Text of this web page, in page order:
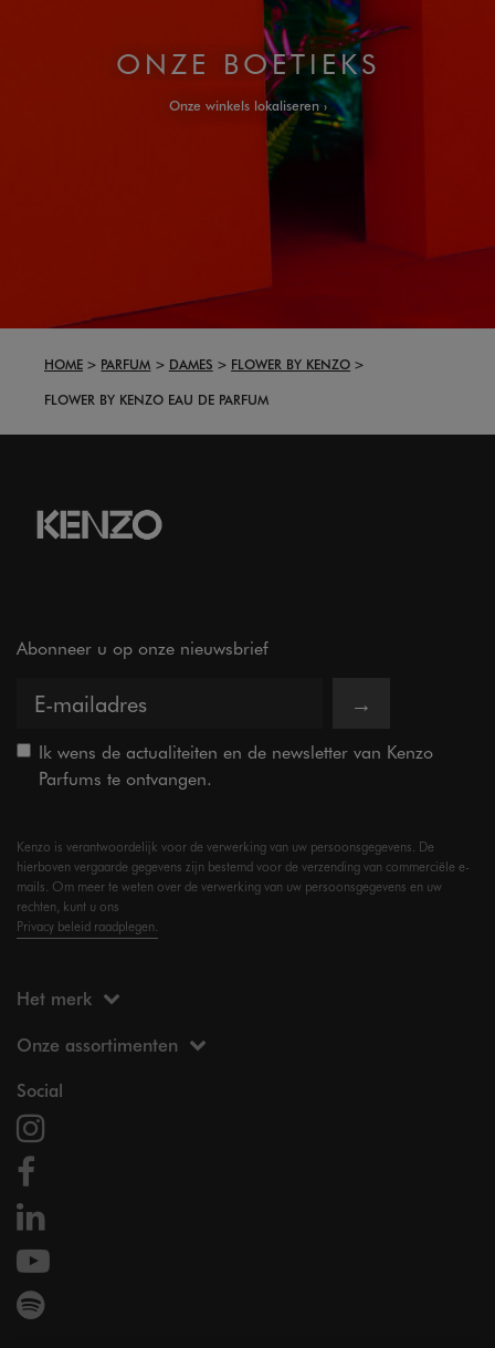
ONZE BOETIEKS
Onze winkels lokaliseren
HOME PARFUM DAMES
FLOWER BY KENZO
FLOWER BY KENZO EAU DE PARFUM
Abonneer u op onze nieuwsbrief
→
Ik wens de actualiteiten en de newsletter van Kenzo
Parfums te ontvangen.
Kenzo is verantwoordelijk voor de verwerking van uw persoonsgegevens. De
hierboven vergaarde gegevens zijn bestemd voor de verzending van commerciële e-
mails. Om meer te weten over de verwerking van uw persoonsgegevens en uw
rechten, kunt u ons
Privacy beleid raadplegen.
Het merk
Onze assortimenten
Social